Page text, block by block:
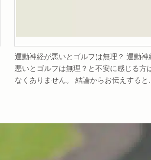
運動神経が悪いとゴルフは無理？ 運動神
悪いとゴルフは無理？と不安に感じる方
なくありません。 結論からお伝えすると